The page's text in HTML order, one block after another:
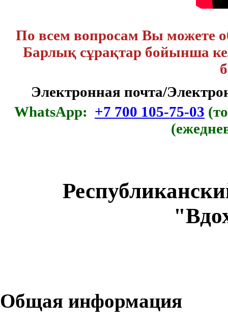
По всем вопросам Вы можете
Барлық сұрақтар бойынша
Электронная почта/
WhatsApp: +7 700 105-75-03
Общая информация